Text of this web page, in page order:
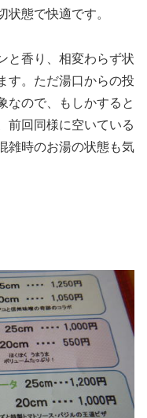
状態で快適です。
と香り、相変わらず状
す。ただ湯口からの投
なので、もしかすると
前回同様に空いている
雑時のお湯の状態も気